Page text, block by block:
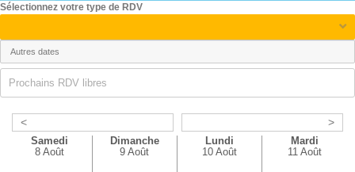
< >
Samedi
8 Août
Dimanche
9 Août
Lundi
10 Août
Mardi
11 Août
Sélectionnez votre type de RDV
Prochains RDV libres